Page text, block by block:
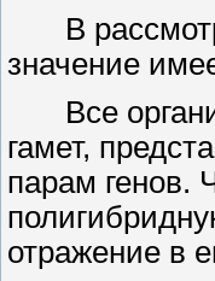
В
значение
Все
гамет,
парам генов.
отражение в